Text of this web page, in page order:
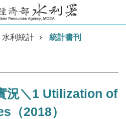
水利統計 統計書刊
況＼1 Utilization of
（2018）